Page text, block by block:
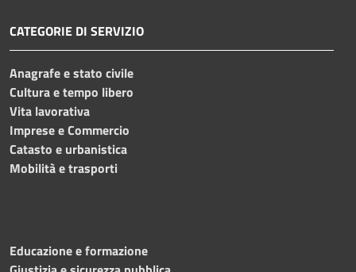
CATEGORIE DI SERVIZIO
Anagrafe e stato civile
Cultura e tempo libero
Vita lavorativa
Imprese e Commercio
Catasto e urbanistica
Mobilità e trasporti
Educazione e formazione